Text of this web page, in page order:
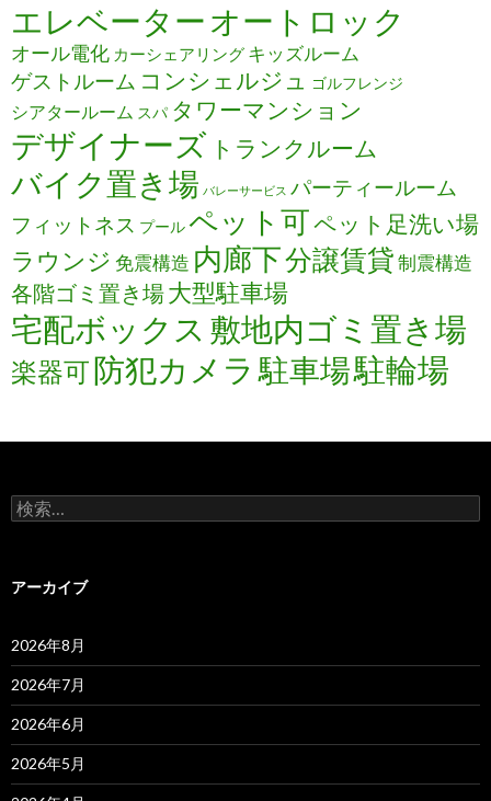
エレベーター オートロック
オール電化 カーシェアリング キッズルーム
ゲストルーム コンシェルジュ ゴルフレンジ
シアタールーム スパ タワーマンション
デザイナーズ トランクルーム
バイク置き場 バレーサービス パーティールーム
フィットネス プールペット可ペット足洗い場
ラウンジ 免震構造 内廊下分譲賃貸制震構造
各階ゴミ置き場大型駐車場
宅配ボックス 敷地内ゴミ置き場
楽器可防犯カメラ 駐車場駐輪場
検
索:
アーカイブ
2026年8月
2026年7月
2026年6月
2026年5月